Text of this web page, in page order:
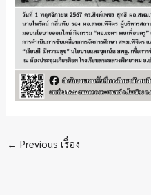
← Previous เรื่อง